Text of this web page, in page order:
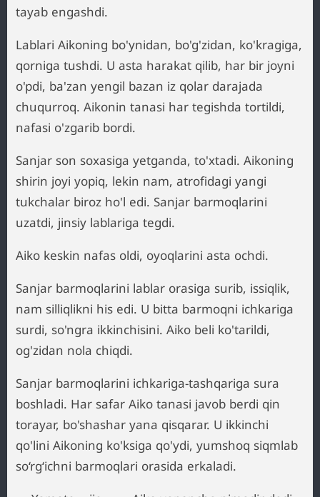
tayab engashdi.
Lablari Aikoning bo'ynidan, bo'g'zidan, ko'kragiga,
qorniga tushdi. U asta harakat qilib, har bir joyni
o'pdi, ba'zan yengil bazan iz qolar darajada
chuqurroq. Aikonin tanasi har tegishda tortildi,
nafasi o'zgarib bordi.
Sanjar son soxasiga yetganda, to'xtadi. Aikoning
shirin joyi yopiq, lekin nam, atrofidagi yangi
tukchalar biroz ho'l edi. Sanjar barmoqlarini
uzatdi, jinsiy lablariga tegdi.
Aiko keskin nafas oldi, oyoqlarini asta ochdi.
Sanjar barmoqlarini lablar orasiga surib, issiqlik,
nam silliqlikni his edi. U bitta barmoqni ichkariga
surdi, so'ngra ikkinchisini. Aiko beli ko'tarildi,
og'zidan nola chiqdi.
Sanjar barmoqlarini ichkariga-tashqariga sura
boshladi. Har safar Aiko tanasi javob berdi qin
torayar, bo'shashar yana qisqarar. U ikkinchi
qo'lini Aikoning ko'ksiga qo'ydi, yumshoq siqmlab
so‘rg‘ichni barmoqlari orasida erkaladi.